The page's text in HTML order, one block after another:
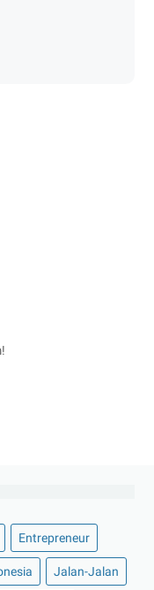
Entrepreneur
Jalan-Jalan